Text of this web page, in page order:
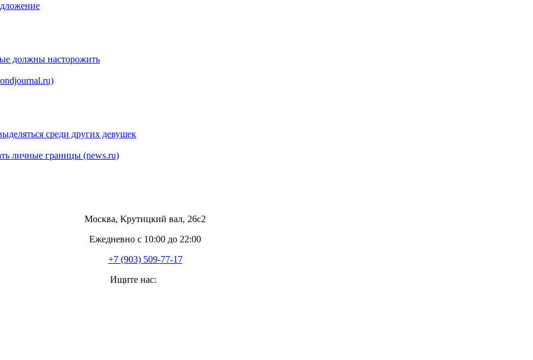
должны насторожить
среди других девушек
личные границы (news.ru)
Москва, Крутицкий вал, 26с2
Ежедневно с 10:00 до 22:00
+7 (903) 509-77-17
Ищите нас: